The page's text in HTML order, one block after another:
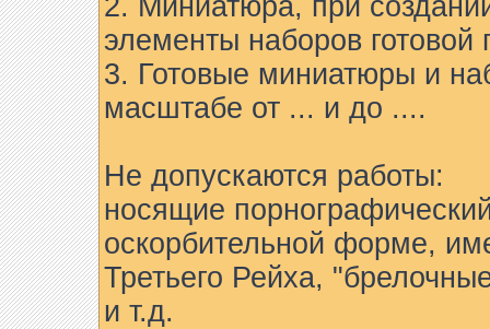
2. Миниатюра, при
элементы наборов готовой
3. Готовые миниатюры и
масштабе от ... и до ....
Не допускаются работы:
носящие
оскорбительной форме,
Третьего Рейха,
и т.д.